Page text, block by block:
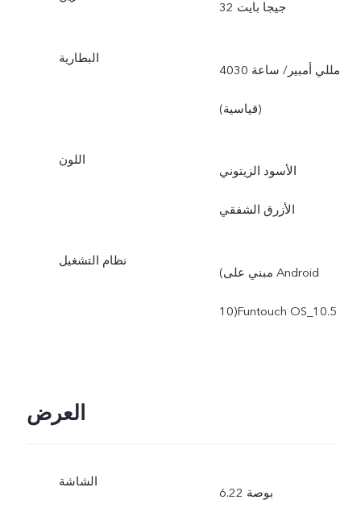
32 جيجا بايت
البطارية
4030 مللي أمبير/ ساعة
(قياسية)
اللون
الأسود الزيتوني
الأزرق الشفقي
نظام التشغيل
(مبني على Android
10)Funtouch OS_10.5
العرض
الشاشة